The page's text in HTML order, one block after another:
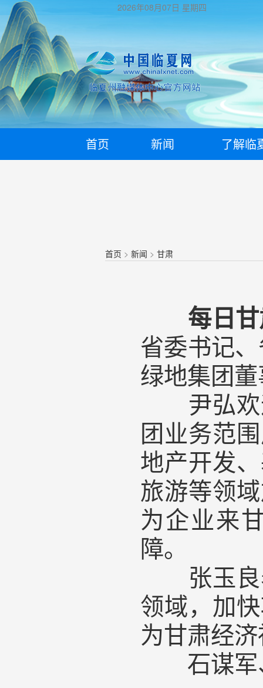
2026年08月07日 星期四
首页 新闻 了解临
首页 >新闻 >甘肃
每日
省委书记
绿地集团
尹弘欢
团业务范
地产开发
旅游等领
为企业来
障。
张玉良
领域，加
为甘肃经
石谋军